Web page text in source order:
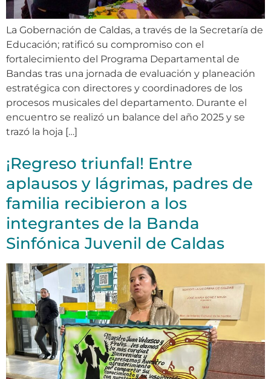
La Gobernación de Caldas, a través de la Secretaría de
Educación; ratificó su compromiso con el
fortalecimiento del Programa Departamental de
Bandas tras una jornada de evaluación y planeación
estratégica con directores y coordinadores de los
procesos musicales del departamento. Durante el
encuentro se realizó un balance del año 2025 y se
trazó la hoja […]
¡Regreso triunfal! Entre
aplausos y lágrimas, padres de
familia recibieron a los
integrantes de la Banda
Sinfónica Juvenil de Caldas